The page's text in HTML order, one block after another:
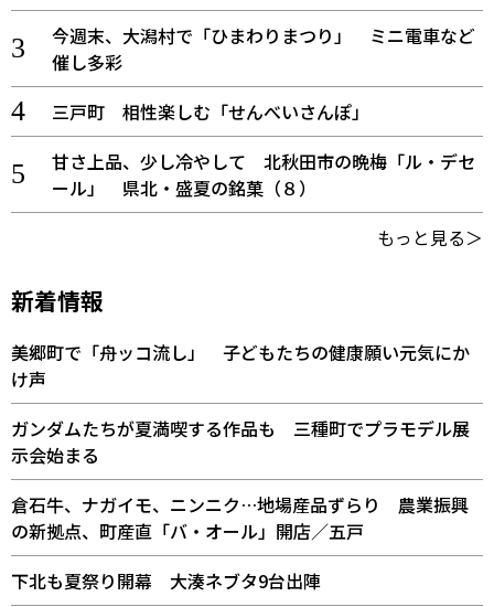
今週末、大潟村で「ひまわりまつり」 ミニ電車など
催し多彩
三戸町 相性楽しむ「せんべいさんぽ」
甘さ上品、少し冷やして 北秋田市の晩梅「ル・デセ
ール」 県北・盛夏の銘菓（８）
もっと見る＞
新着情報
美郷町で「舟ッコ流し」 子どもたちの健康願い元気にか
け声
ガンダムたちが夏満喫する作品も 三種町でプラモデル展
示会始まる
倉石牛、ナガイモ、ニンニク…地場産品ずらり 農業振興
の新拠点、町産直「バ・オール」開店／五戸
下北も夏祭り開幕 大湊ネブタ9台出陣